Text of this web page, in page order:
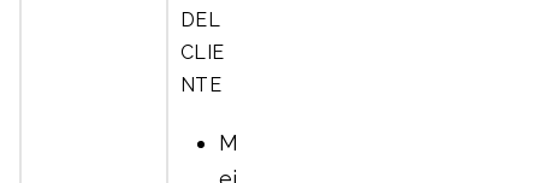
DEL
CLIE
NTE
M